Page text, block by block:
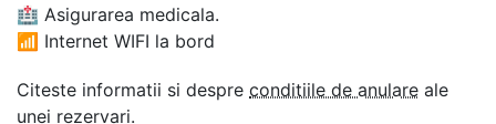
🏥 Asigurarea medicala.
📶 Internet WIFI la bord
Citeste informatii si despre conditiile de anulare ale
unei rezervari.